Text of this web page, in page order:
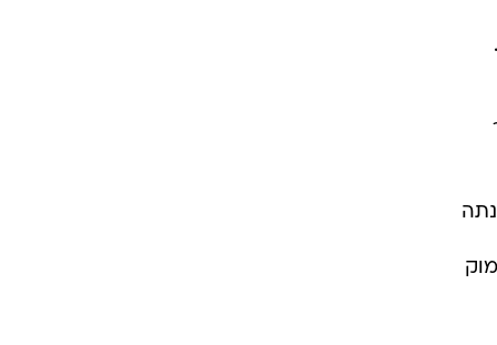
ונהנתה